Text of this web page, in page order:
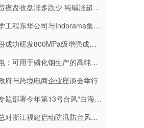
夜盘收盘涨多跌少 纯碱涨超3%
公司与Indorama集团正式签署安阳清洁制气示范项目EPC合同
研发800MPa级增强成形性稀土热轧汽车钢
于磷化铟生产的高纯三甲基铟产能目前约为2吨/年
府与跨境电商企业座谈会举行
署今年第13号台风“白海豚” 暴雨洪水防御工作
浙江福建启动防汛防台风三级应急响应